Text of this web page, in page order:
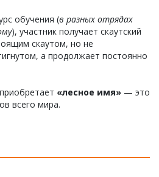
обучения (в разных отрядах
), участник получает скаутский
скаутом, но не
а продолжает постоянно
«лесное имя» — это
всего мира.